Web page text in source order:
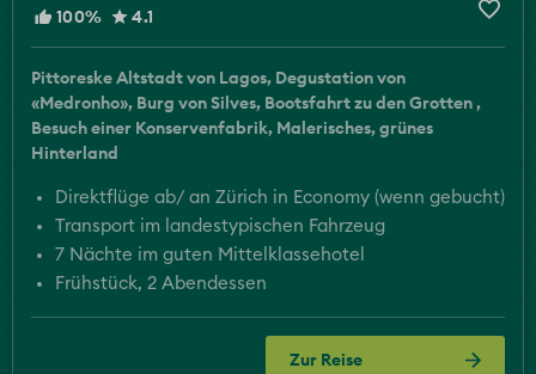
100% 4.1
Pittoreske Altstadt von Lagos Degustation von
«Medronho» Burg von Silves Bootsfahrt zu den Grotten
Besuch einer Konservenfabrik Malerisches, grünes
Hinterland
Direktflüge ab/ an Zürich in Economy (wenn gebucht)
Transport im landestypischen Fahrzeug
7 Nächte im guten Mittelklassehotel
Frühstück, 2 Abendessen
Zur Reise